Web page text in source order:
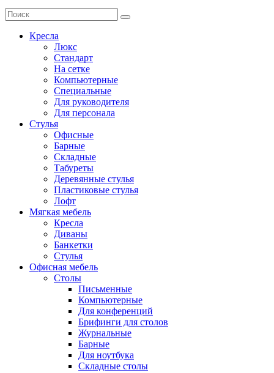
Кресла
Люкс
Стандарт
На сетке
Компьютерные
Специальные
Для руководителя
Для персонала
Стулья
Офисные
Барные
Складные
Табуреты
Деревянные стулья
Пластиковые стулья
Лофт
Мягкая мебель
Кресла
Диваны
Банкетки
Стулья
Офисная мебель
Столы
Письменные
Компьютерные
Для конференций
Брифинги для столов
Журнальные
Барные
Для ноутбука
Складные столы